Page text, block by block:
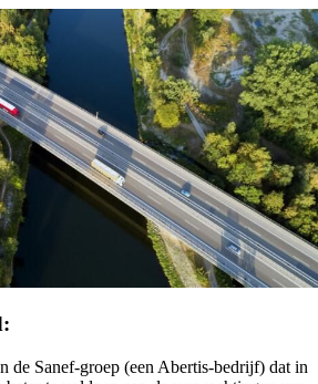
de Sanef-groep (een Abertis-bedrijf) dat in